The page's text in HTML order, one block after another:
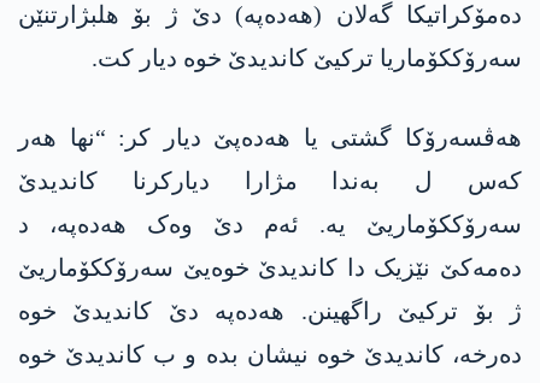
دەمۆکراتیکا گەلان (ھەدەپە) دێ ژ بۆ ھلبژارتنێن
سەرۆککۆماریا ترکیێ کاندیدێ خوە دیار کت.
ھەڤسەرۆکا گشتی یا ھەدەپێ دیار کر: “نھا ھەر
کەس ل بەندا مژارا دیارکرنا کاندیدێ
سەرۆککۆماریێ یە. ئەم دێ وەک ھەدەپە، د
دەمەکێ نێزیک دا کاندیدێ خوەیێ سەرۆککۆماریێ
ژ بۆ ترکیێ راگھینن. ھەدەپە دێ کاندیدێ خوە
دەرخە، کاندیدێ خوە نیشان بدە و ب کاندیدێ خوە